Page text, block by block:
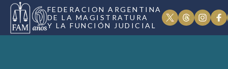
FEDERACION ARGENTINA
DE LA MAGISTRATURA
Y LA FUNCIÓN JUDICIAL